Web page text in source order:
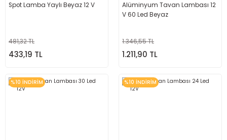
Spot Lamba Yaylı Beyaz 12 V
481,32 TL
433,19 TL
Alüminyum Tavan Lambası 12
V 60 Led Beyaz
1.346,55 TL
1.211,90 TL
%10 İNDİRİM %10 İNDİRİM